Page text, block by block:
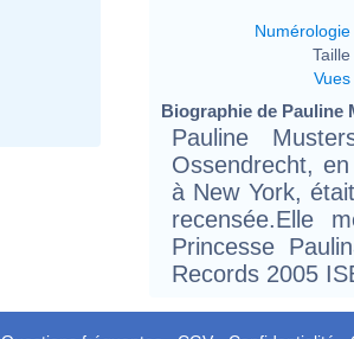
Numérologie
Taille
Vues
Biographie de Pauline
Pauline
Ossendrecht,
à New York,
recensée.Elle
Princesse
Records 2005